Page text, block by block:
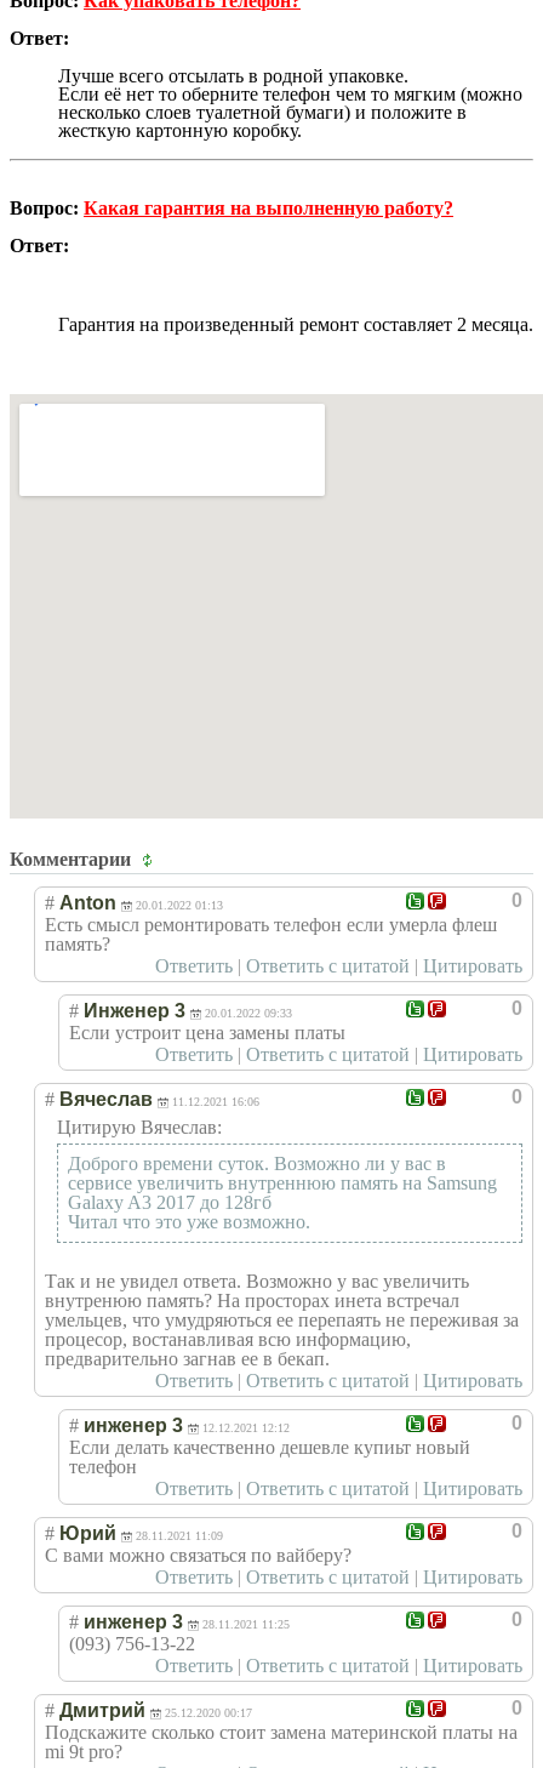
Ответ:
Лучше всего отсылать в родной упаковке.
Если её нет то оберните телефон чем то мягким (можно
несколько слоев туалетной бумаги) и положите в
жесткую картонную коробку.
Вопрос: Какая гарантия на выполненную работу?
Ответ:
Гарантия на произведенный ремонт составляет 2 месяца.
Комментарии
0
# Anton 20.01.2022 01:13
Есть смысл ремонтировать телефон если умерла флеш
память?
Ответить | Ответить с цитатой | Цитировать
0
# Инженер 3 20.01.2022 09:33
Если устроит цена замены платы
Ответить | Ответить с цитатой | Цитировать
0
# Вячеслав 11.12.2021 16:06
Цитирую Вячеслав:
Доброго времени суток. Возможно ли у вас в
сервисе увеличить внутреннюю память на Samsung
Galaxy A3 2017 до 128гб
Читал что это уже возможно.
Так и не увидел ответа. Возможно у вас увеличить
внутренюю память? На просторах инета встречал
умельцев, что умудряються ее перепаять не переживая за
процесор, востанавливая всю информацию,
предварительно загнав ее в бекап.
Ответить | Ответить с цитатой | Цитировать
0
# инженер 3 12.12.2021 12:12
Если делать качественно дешевле купиьт новый
телефон
Ответить | Ответить с цитатой | Цитировать
0
# Юрий 28.11.2021 11:09
С вами можно связаться по вайберу?
Ответить | Ответить с цитатой | Цитировать
0
# инженер 3 28.11.2021 11:25
(093) 756-13-22
Ответить | Ответить с цитатой | Цитировать
0
# Дмитрий 25.12.2020 00:17
Подскажите сколько стоит замена материнской платы на
mi 9t pro?